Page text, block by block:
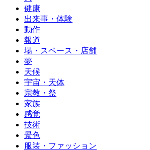
健康
出来事・体験
動作
報道
場・スペース・店舗
夢
天候
宇宙・天体
宗教・祭
家族
感覚
技術
景色
服装・ファッション